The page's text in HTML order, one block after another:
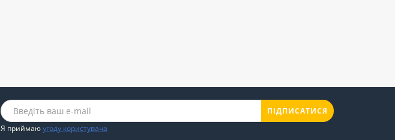
ПІДПИСАТИСЯ
Я приймаюугоду користувача